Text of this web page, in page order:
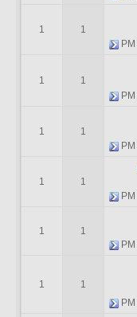
1
1
1
1
1
1
1
1
1
1
1
1